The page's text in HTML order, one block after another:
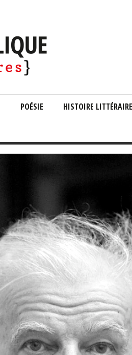
POÉSIE HISTOIRE LITTÉRAIRE